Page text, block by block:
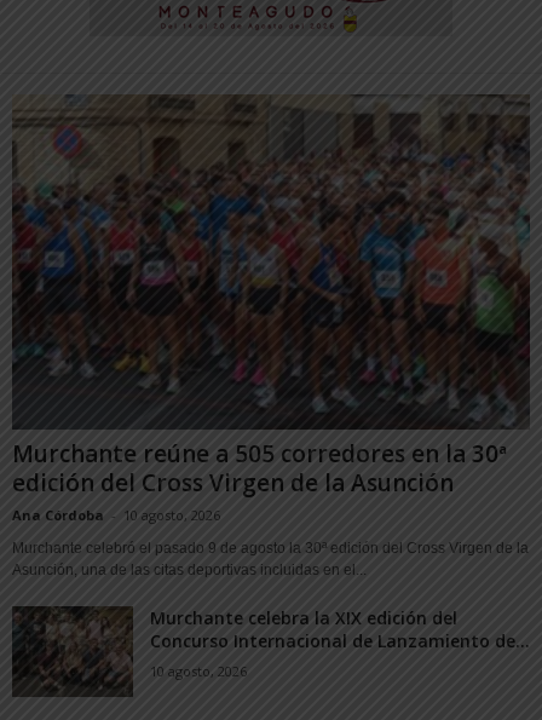
Murchante reúne a 505 corredores en la 30ª
edición del Cross Virgen de la Asunción
Ana Córdoba - 10 agosto, 2026
Murchante celebró el pasado 9 de agosto la 30ª edición del Cross Virgen de la
Asunción, una de las citas deportivas incluidas en el...
Murchante celebra la XIX edición del
Concurso Internacional de Lanzamiento de...
10 agosto, 2026